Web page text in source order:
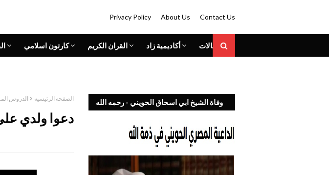
Privacy Policy About Us Contact Us
كارتون اسلامي القران الكريم أكاديمية زاد المقالات
الصفحة الرئيسية الدروس
دعوا ولدي
وفاة الشيخ ابي اسحاق الحويني - رحمه الله